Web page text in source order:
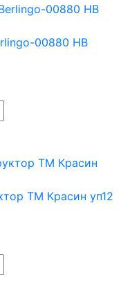
00880 HB
ТМ Красин уп12